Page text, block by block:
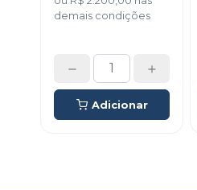
demais condições
Adicionar